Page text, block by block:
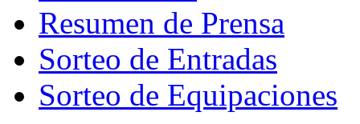
Resumen de Prensa
Sorteo de Entradas
Sorteo de Equipaciones